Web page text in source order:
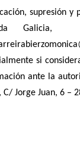
supresión y
Galicia,
si
ante la
C/ Jorge Juan, 6 –